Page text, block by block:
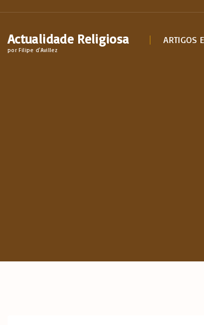
Actualidade Religiosa
por Filipe d'Avillez
ARTIGOS